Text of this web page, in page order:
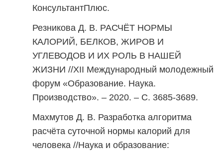
КонсультантПлюс.
Резникова Д. В. РАСЧЁТ НОРМЫ
КАЛОРИЙ, БЕЛКОВ, ЖИРОВ И
УГЛЕВОДОВ И ИХ РОЛЬ В НАШЕЙ
ЖИЗНИ //XII Международный молодежный
форум «Образование. Наука.
Производство». – 2020. – С. 3685-3689.
Махмутов Д. В. Разработка алгоритма
расчёта суточной нормы калорий для
человека //Наука и образование: